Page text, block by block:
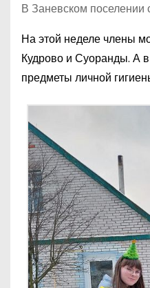
В Заневском поселении
На этой неделе члены
Кудрово и Суоранды. А
предметы личной